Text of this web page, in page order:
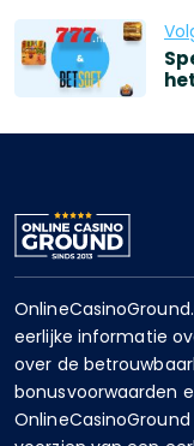
eerlijke informatie
over de
bonusvoorwaarden